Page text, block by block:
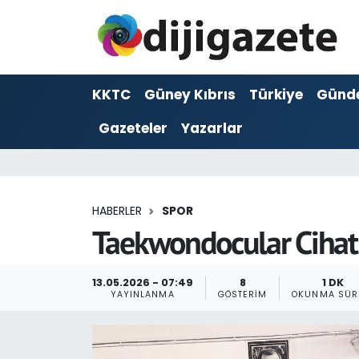
KKTC Güney Kıbrıs Türkiye
Gazeteler
Yazarlar
HABERLER SPOR
Taekwondocular Cihat
13.05.2026 - 07:49
YAYINLANMA
8
GÖSTERIM
1 DK
OKUNMA
ADVERTORIAL
Dijigazete
Güncel
Hava Durumu
Trafik Durumu